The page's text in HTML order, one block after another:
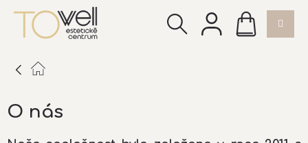
obsah
NÁKUPNÍ
KOŠÍK
O nás